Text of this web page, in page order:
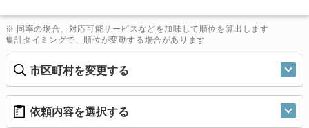
※ 同率の場合、対応可能サービスなどを加味して順位を算出します
集計タイミングで、順位が変動する場合があります
市区町村を変更する
依頼内容を選択する